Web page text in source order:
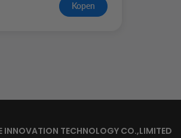
Kopen
INNOVATION TECHNOLOGY CO.,LIMITED